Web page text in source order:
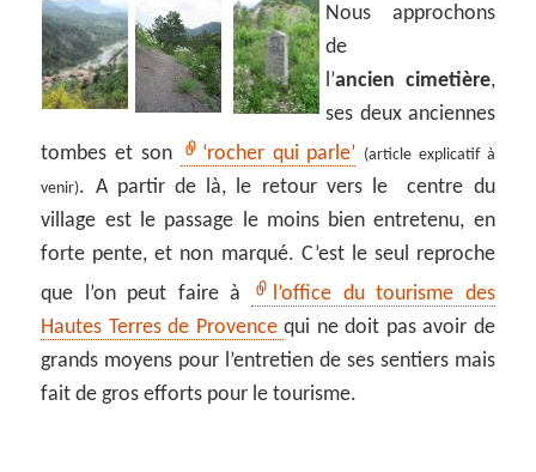
Nous approchons
de
l’ancien cimetière,
ses deux anciennes
tombes et son
‘rocher qui parle’ (article explicatif à
venir). A partir de là, le retour vers le centre du
village est le passage le moins bien entretenu, en
forte pente, et non marqué. C’est le seul reproche
que l’on peut faire à
l’office du tourisme des
Hautes Terres de Provencequi ne doit pas avoir de
grands moyens pour l’entretien de ses sentiers mais
fait de gros efforts pour le tourisme.